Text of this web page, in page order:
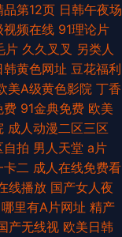
品第12页 日韩午夜场
视频在线 91理论片
片 久久叉叉 另类人
韩黄色网址 豆花福利
美A级黄色影院 丁香
费 91金典免费 欧美
成人动漫二区三区
自拍 男人天堂 a片
卡二 成人在线免费看
线播放 国产女人夜
哪里有A片网址 精产
产无线视 欧美日韩